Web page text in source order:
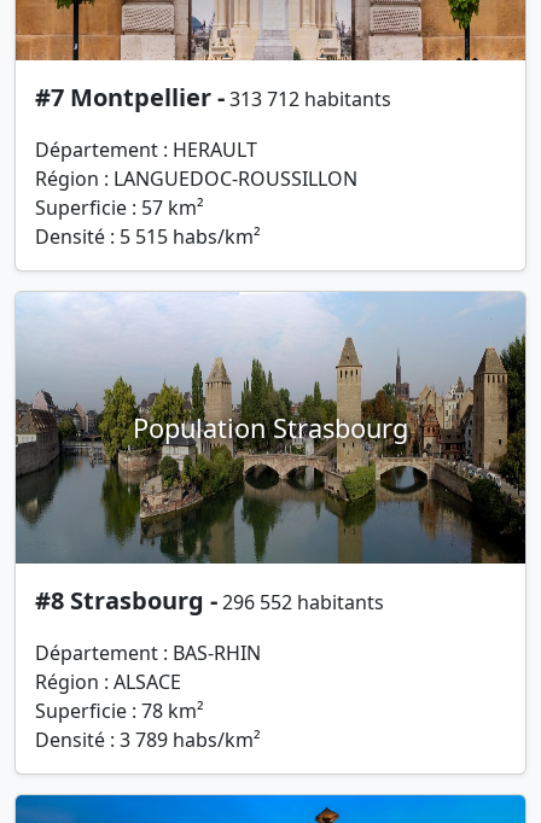
#7 Montpellier -313 712 habitants
Département : HERAULT
Région : LANGUEDOC-ROUSSILLON
Superficie : 57 km²
Densité : 5 515 habs/km²
Population Strasbourg
#8 Strasbourg -296 552 habitants
Département : BAS-RHIN
Région : ALSACE
Superficie : 78 km²
Densité : 3 789 habs/km²